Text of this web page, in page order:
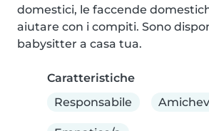
domestici, le faccende
aiutare con i compiti. Sono
babysitter a casa tua.
Caratteristiche
Responsabile